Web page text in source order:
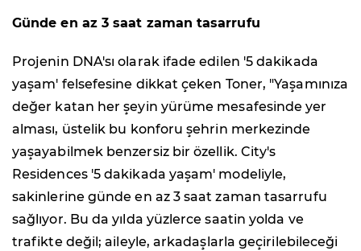
Günde en az 3 saat zaman tasarrufu
Projenin DNA'sı olarak ifade edilen '5 dakikada
yaşam' felsefesine dikkat çeken Toner, "Yaşamınıza
değer katan her şeyin yürüme mesafesinde yer
alması, üstelik bu konforu şehrin merkezinde
yaşayabilmek benzersiz bir özellik. City's
Residences '5 dakikada yaşam' modeliyle,
sakinlerine günde en az 3 saat zaman tasarrufu
sağlıyor. Bu da yılda yüzlerce saatin yolda ve
trafikte değil; aileyle, arkadaşlarla geçirilebileceği